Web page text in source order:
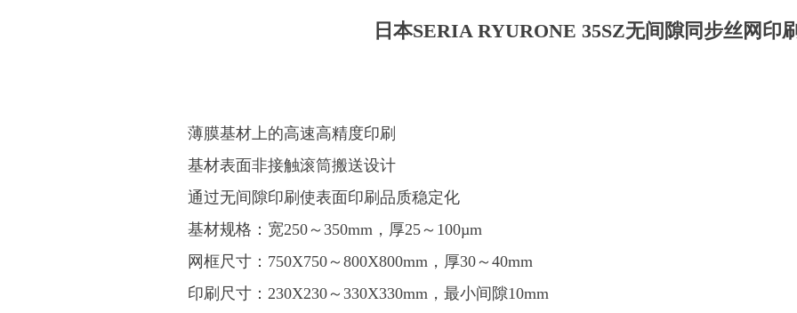
日本SERIA RYURONE 35SZ无间隙同步丝网印
薄膜基材上的高速高精度印刷
基材表面非接触滚筒搬送设计
通过无间隙印刷使表面印刷品质稳定化
基材规格：宽250～350mm，厚25～100µm
网框尺寸：750X750～800X800mm，厚30～40mm
印刷尺寸：230X230～330X330mm，最小间隙10mm